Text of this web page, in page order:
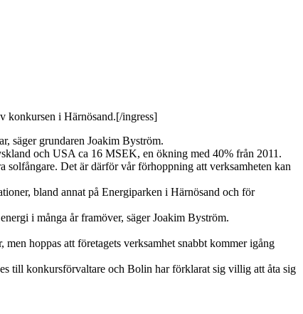
konkursen i Härnösand.[/ingress]
säger grundaren Joakim Byström.
och USA ca 16 MSEK, en ökning med 40% från 2011.
solfångare. Det är därför vår förhoppning att verksamheten kan
bland annat på Energiparken i Härnösand och för
i många år framöver, säger Joakim Byström.
hoppas att företagets verksamhet snabbt kommer igång
till konkursförvaltare och Bolin har förklarat sig villig att åta sig